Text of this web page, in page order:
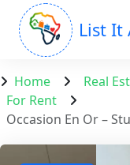
List It
Home Real
For Rent
Occasion En Or –